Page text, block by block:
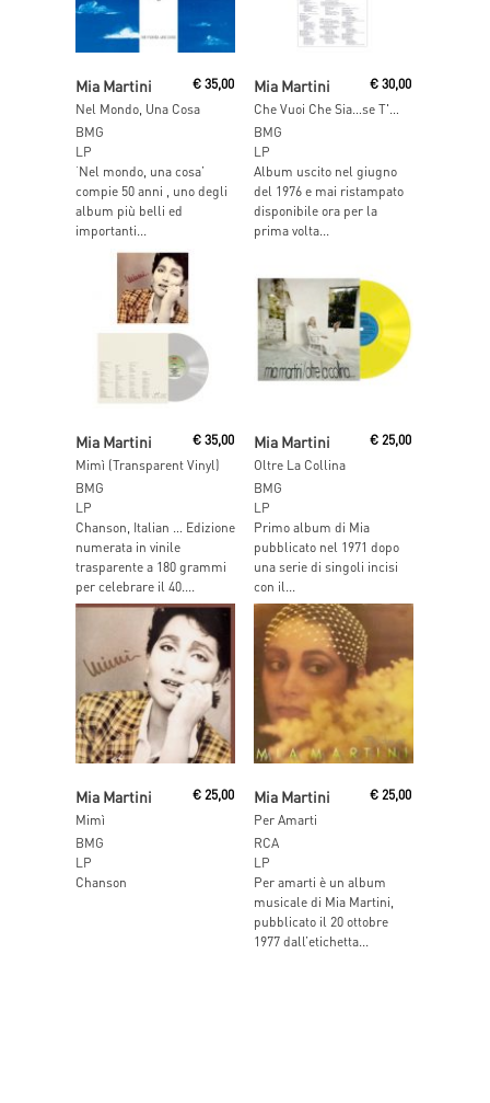
Mia Martini
Nel Mondo, Una Cosa
€35,00
BMG
LP
‘Nel mondo, una cosa’
compie 50 anni , uno degli
album più belli ed
importanti...
Add To Cart
Mia Martini
Che Vuoi Che Sia…se T'ho Aspettato Tanto (Blue Vinyl)
€ 30,00
BMG
LP
Album uscito nel giugno
del 1976 e mai ristampato
disponibile ora per la
prima volta...
Mia Martini
Mimì (Transparent Vinyl)
€35,00
BMG
LP
Chanson, Italian … Edizione
numerata in vinile
trasparente a 180 grammi
per celebrare il 40....
Mia Martini
Oltre La Collina
€ 25,00
BMG
LP
Primo album di Mia
pubblicato nel 1971 dopo
una serie di singoli incisi
con il...
Mia Martini
Mimì
€25,00
BMG
LP
Chanson
Mia Martini
Per Amarti
€ 25,00
RCA
LP
Per amarti è un album
musicale di Mia Martini,
pubblicato il 20 ottobre
1977 dall’etichetta...